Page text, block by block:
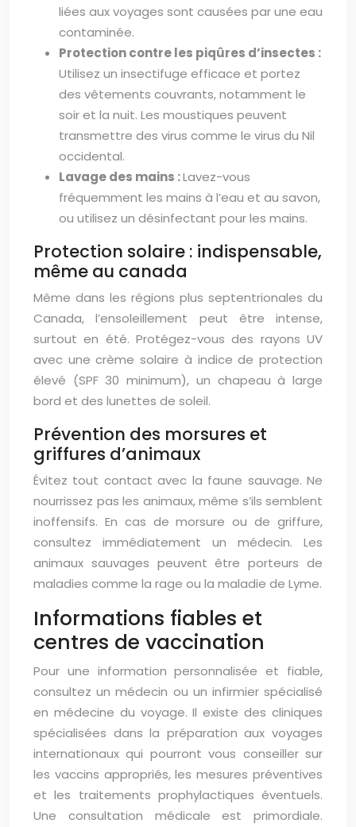
liées aux voyages sont causées par une eau
contaminée.
Protection contre les piqûres d’insectes :
Utilisez un insectifuge efficace et portez
des vêtements couvrants, notamment le
soir et la nuit. Les moustiques peuvent
transmettre des virus comme le virus du Nil
occidental.
Lavage des mains :Lavez-vous
fréquemment les mains à l’eau et au savon,
ou utilisez un désinfectant pour les mains.
Protection solaire : indispensable,
même au canada
Même dans les régions plus septentrionales du
Canada, l’ensoleillement peut être intense,
surtout en été. Protégez-vous des rayons UV
avec une crème solaire à indice de protection
élevé (SPF 30 minimum), un chapeau à large
bord et des lunettes de soleil.
Prévention des morsures et
griffures d’animaux
Évitez tout contact avec la faune sauvage. Ne
nourrissez pas les animaux, même s’ils semblent
inoffensifs. En cas de morsure ou de griffure,
consultez immédiatement un médecin. Les
animaux sauvages peuvent être porteurs de
maladies comme la rage ou la maladie de Lyme.
Informations fiables et
centres de vaccination
Pour une information personnalisée et fiable,
consultez un médecin ou un infirmier spécialisé
en médecine du voyage. Il existe des cliniques
spécialisées dans la préparation aux voyages
internationaux qui pourront vous conseiller sur
les vaccins appropriés, les mesures préventives
et les traitements prophylactiques éventuels.
Une consultation médicale est primordiale.